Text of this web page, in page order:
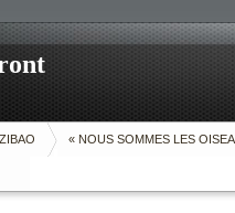
« NOUS SOMMES LES